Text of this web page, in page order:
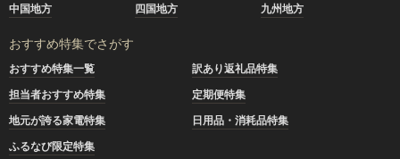
中国地方
四国地方 九州地方
おすすめ特集でさがす
おすすめ特集一覧
訳あり返礼品特集
担当者おすすめ特集
定期便特集
地元が誇る家電特集
日用品・消耗品特集
ふるなび限定特集